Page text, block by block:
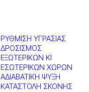
ΡΥΘΜΙΣΗ ΥΓΡΑΣΙΑΣ
ΔΡΟΣΙΣΜΟΣ
ΕΞΩΤΕΡΙΚΩΝ ΚΙ
ΕΣΩΤΕΡΙΚΩΝ ΧΩΡΩΝ
ΑΔΙΑΒΑΤΙΚΗ ΨΥΞΗ
ΚΑΤΑΣΤΟΛΗ ΣΚΟΝΗΣ